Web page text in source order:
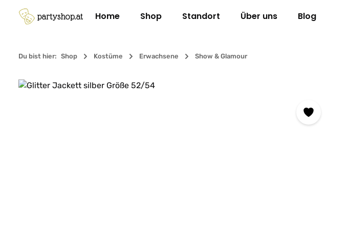
Hauptinhalt springen
Zur Suche springen
Zur Hauptnavigation springen
Home Shop Standort Über uns Blog
Du bist hier: Shop Kostüme Erwachsene Show & Glamour
Bildergalerie überspringen